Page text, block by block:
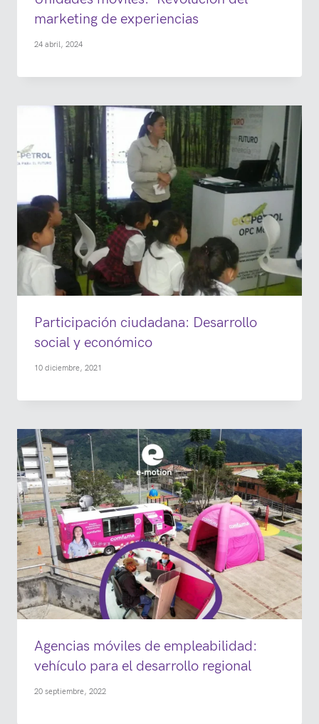
marketing de experiencias
24 abril, 2024
Participación ciudadana: Desarrollo
social y económico
10 diciembre, 2021
Agencias móviles de empleabilidad:
vehículo para el desarrollo regional
20 septiembre, 2022